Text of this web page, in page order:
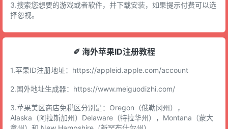
3.搜索您想要的游戏或者软件，并下载安装，如果提示付费可以选
择忽视。
✐ 海外苹果ID注册教程
1.苹果ID注册地址： https://appleid.apple.com/account
2.国外地址生成器： https://www.meiguodizhi.com/
3.苹果美区商店免税区分别是：Oregon（俄勒冈州），
Alaska（阿拉斯加州）Delaware（特拉华州），Montana（蒙大